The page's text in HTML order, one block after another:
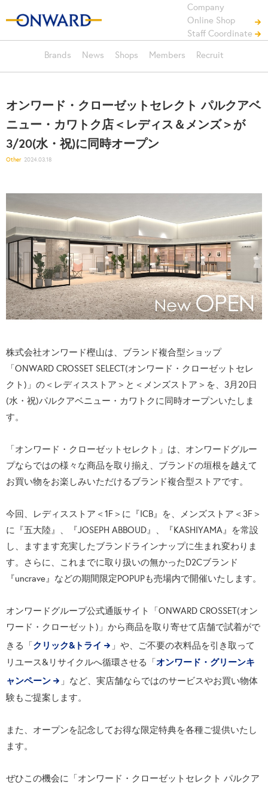
Company
Online Shop
Staff Coordinate
Brands
News Shops Members Recruit
オンワード・クローゼットセレクト パルクアベ
ニュー・カワトク店＜レディス＆メンズ＞が
3/20(水・祝)に同時オープン
Other 2024.03.18
株式会社オンワード樫山は、ブランド複合型ショップ
「ONWARD CROSSET SELECT(オンワード・クローゼットセレ
クト)」の＜レディスストア＞と＜メンズストア＞を、3月20日
(水・祝)パルクアベニュー・カワトクに同時オープンいたしま
す。
「オンワード・クローゼットセレクト」は、オンワードグルー
プならではの様々な商品を取り揃え、ブランドの垣根を越えて
お買い物をお楽しみいただけるブランド複合型ストアです。
今回、レディスストア＜1F＞に『ICB』を、メンズストア＜3F＞
に『五大陸』、『JOSEPH ABBOUD』、『KASHIYAMA』を常設
し、ますます充実したブランドラインナップに生まれ変わりま
す。さらに、これまでに取り扱いの無かったD2Cブランド
『uncrave』などの期間限定POPUPも売場内で開催いたします。
オンワードグループ公式通販サイト「ONWARD CROSSET(オン
ワード・クローゼット)」から商品を取り寄せて店舗で試着がで
きる「クリック&トライ
」や、ご不要の衣料品を引き取って
リユース&リサイクルへ循環させる「オンワード・グリーンキ
ャンペーン
」など、実店舗ならではのサービスやお買い物体
験もご提案します。
また、オープンを記念してお得な限定特典を各種ご提供いたし
ます。
ぜひこの機会に「オンワード・クローゼットセレクト パルクア